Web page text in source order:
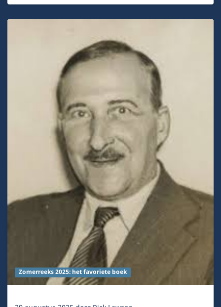
Zomerreeks 2025: het favoriete boek